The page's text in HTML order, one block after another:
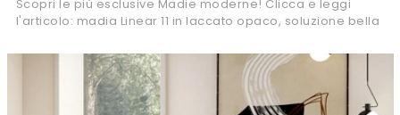
Scopri le più esclusive Madie moderne! Clicca e leggi
l'articolo: madia Linear 11 in laccato opaco, soluzione bella